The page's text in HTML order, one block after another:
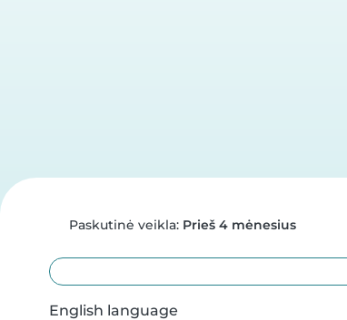
Paskutinė veikla: Prieš 4 mėnesius
English language